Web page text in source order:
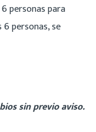
personas para
6 personas, se
sin previo aviso.